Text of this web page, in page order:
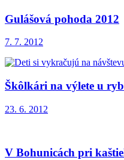
Gulášová pohoda 2012
7. 7. 2012
Škôlkári na výlete u
23. 6. 2012
V Bohunicách pri